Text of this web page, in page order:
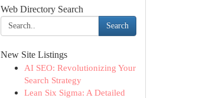
Web Directory Search
Search
New Site Listings
AI SEO: Revolutionizing Your
Search Strategy
Lean Six Sigma: A Detailed